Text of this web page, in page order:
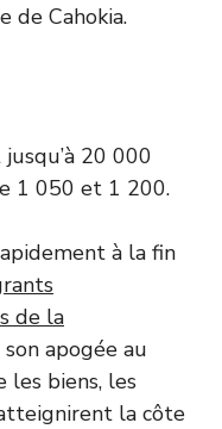
de Cahokia.
20 000
1 050 et 1 200.
à la fin
de la
apogée au
les biens, les
la côte